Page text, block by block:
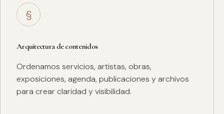
§
Arquitectura de contenidos
Ordenamos servicios, artistas, obras,
exposiciones, agenda, publicaciones y archivos
para crear claridad y visibilidad.